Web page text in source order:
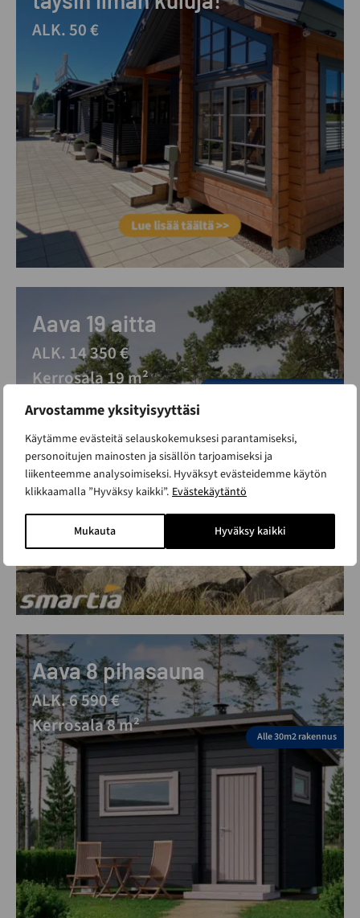
Arvostamme yksityisyyttäsi
Käytämme evästeitä selauskokemuksesi parantamiseksi,
personoitujen mainosten ja sisällön tarjoamiseksi ja
liikenteemme analysoimiseksi. Hyväksyt evästeidemme käytön
klikkaamalla ”Hyväksy kaikki”. Evästekäytäntö
Mukauta Hyväksy kaikki
ALK. 50 €
Aava 19 aitta
ALK. 14 350 €
Kerrosala 19 m²
Alle 30m2 rakennus
Aava 8 pihasauna
ALK. 6 590 €
Kerrosala 8 m²
Alle 30m2 rakennus